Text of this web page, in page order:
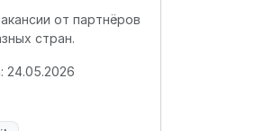
от партнёров
стран.
24.05.2026